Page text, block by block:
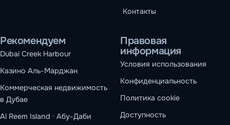
Контакты
Рекомендуем
Dubai Creek Harbour
Казино Аль-Марджан
Коммерческая недвижимость
в Дубае
Al Reem Island · Абу-Даби
Правовая
информация
Условия использования
Конфиденциальность
Политика cookie
Доступность